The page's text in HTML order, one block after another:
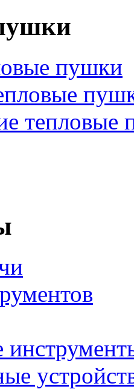
пушки
тепловые